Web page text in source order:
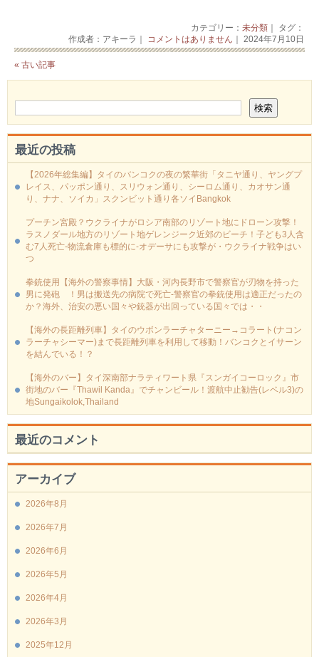
カテゴリー： 未分類｜ タグ：
作成者：アキーラ｜ コメントはありません ｜ 2024年7月10日
« 古い記事
最近の投稿
【2026年総集編】タイのバンコクの夜の繁華街「タニヤ通り、ヤングプ
レイス、パッポン通り、スリウォン通り、シーロム通り、カオサン通
り、ナナ、ソイカ」スクンビット通り各ソイBangkok
プーチン宮殿？ウクライナがロシア南部のリゾート地にドローン攻撃！
ラスノダール地方のリゾート地ゲレンジーク近郊のビーチ！子ども3人含
む7人死亡-物流倉庫も標的に‐オデーサにも攻撃が・ウクライナ戦争はい
つ
拳銃使用【海外の警察事情】大阪・河内長野市で警察官が刃物を持った
男に発砲 ！男は搬送先の病院で死亡-警察官の拳銃使用は適正だったの
か？海外、治安の悪い国々や銃器が出回っている国々では・・
【海外の長距離列車】タイのウボンラーチャターニー→コラート(ナコン
ラーチャシーマー)まで長距離列車を利用して移動！バンコクとイサーン
を結んでいる！？
【海外のバー】タイ深南部ナラティワート県『スンガイコーロック』市
街地のバー『Thawil Kanda』でチャンビール！渡航中止勧告(レベル3)の
地Sungaikolok,Thailand
最近のコメント
アーカイブ
2026年8月
2026年7月
2026年6月
2026年5月
2026年4月
2026年3月
2025年12月